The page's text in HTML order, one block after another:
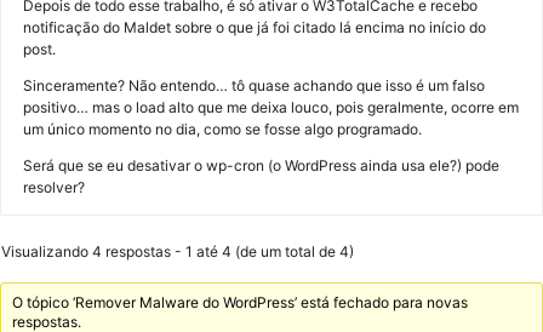
Depois de todo esse trabalho, é só ativar o W3TotalCache e recebo
notificação do Maldet sobre o que já foi citado lá encima no início do
post.
Sinceramente? Não entendo… tô quase achando que isso é um falso
positivo… mas o load alto que me deixa louco, pois geralmente, ocorre em
um único momento no dia, como se fosse algo programado.
Será que se eu desativar o wp-cron (o WordPress ainda usa ele?) pode
resolver?
Visualizando 4 respostas - 1 até 4 (de um total de 4)
O tópico ‘Remover Malware do WordPress’ está fechado para novas
respostas.